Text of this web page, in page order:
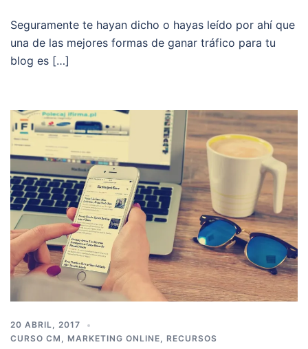
Seguramente te hayan dicho o hayas leído por ahí que
una de las mejores formas de ganar tráfico para tu
blog es […]
20 ABRIL, 2017
CURSO CM
MARKETING ONLINE RECURSOS